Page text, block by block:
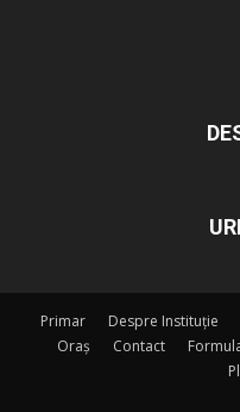
Primar Despre Instituție
Oraș
Contact